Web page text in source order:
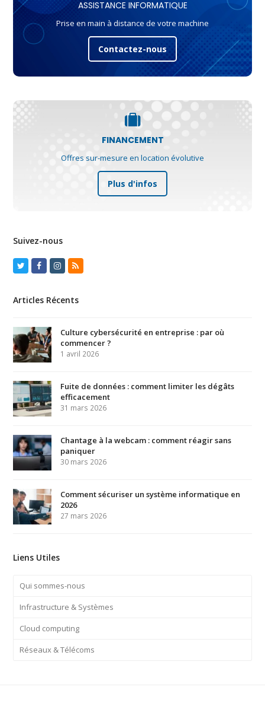
ASSISTANCE INFORMATIQUE
Prise en main à distance de votre machine
Contactez-nous
FINANCEMENT
Offres sur-mesure en location évolutive
Plus d'infos
Suivez-nous
TwitterFacebook
Instagram
RSS
Articles Récents
Culture cybersécurité en entreprise : par où
commencer ?
1 avril 2026
Fuite de données : comment limiter les dégâts
efficacement
31 mars 2026
Chantage à la webcam : comment réagir sans
paniquer
30 mars 2026
Comment sécuriser un système informatique en
2026
27 mars 2026
Liens Utiles
Qui sommes-nous
Infrastructure & Systèmes
Cloud computing
Réseaux & Télécoms